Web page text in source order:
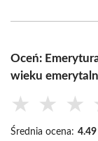
Oceń:
wieku
★ ★ ★
Średnia ocena: 4.49